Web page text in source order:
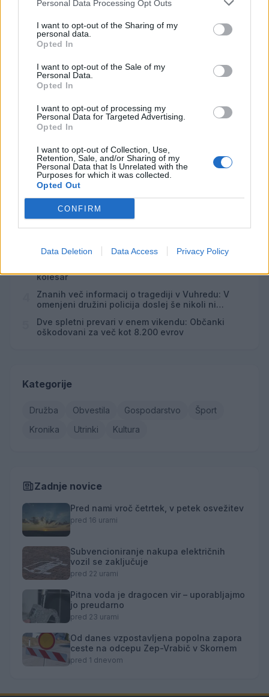
Personal Data Processing Opt Outs
I want to opt-out of the Sharing of my
personal data.
Opted In
I want to opt-out of the Sale of my
Personal Data.
Opted In
I want to opt-out of processing my
Personal Data for Targeted Advertising.
Opted In
I want to opt-out of Collection, Use,
Retention, Sale, and/or Sharing of my
Personal Data that Is Unrelated with the
Purposes for which it was collected.
Opted Out
CONFIRM
Data Deletion Data Access Privacy Policy
Opozorilo:Po 297. členu Kazenskega zakonika je
posameznik kazensko odgovoren za javno spodbujanje
rasističnimi, diskriminatornimi ali nezakonitimi vsebinami
bodo odstranjeni.
Pravila komentiranja →
Failed to fetch
Najbolj brano
1
Občina Šoštanj je pričela z obnovo vodovoda in
kanalizacije na območju Penšek v Florjanu
velenjske picerije o padcu s padalom na
3
kolesar
Znanih več informacij o tragediji v Vuhredu: V
omenjeni družini policija doslej še nikoli ni
Dve spletni prevari v enem vikendu: Občanki
oškodovani za več kot 8.200 evrov
Kategorije
Družba Obvestila Gospodarstvo
Šport
Kronika
Utrinki Kultura
Zadnje novice
Pred nami vroč četrtek, v petek osvežitev
pred 16 urami
Subvencioniranje nakupa električnih
vozil se zaključuje
pred 22 urami
Pitna voda je dragocen vir – uporabljajmo
jo preudarno
pred 23 urami
Od danes vzpostavljena popolna zapora
ceste na odcepu Zep-Vrabič v Skornem
pred 1 dnevom